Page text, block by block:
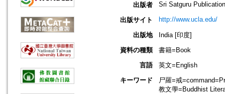
出版者 Sri Satguru
出版サイト http://www.ucla.edu/
出版地
India [印度]
資料の種類
書籍=Book
言語
英文=English
キーワード
尸羅=戒
教文學=Buddhist